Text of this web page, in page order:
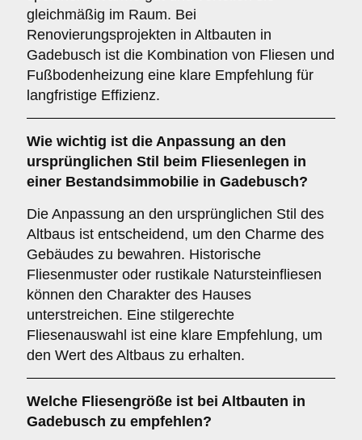
gleichmäßig im Raum. Bei
Renovierungsprojekten in Altbauten in
Gadebusch ist die Kombination von Fliesen und
Fußbodenheizung eine klare Empfehlung für
langfristige Effizienz.
Wie wichtig ist die Anpassung an den
ursprünglichen Stil
beim Fliesenlegen in
einer Bestandsimmobilie in Gadebusch?
Die Anpassung an den ursprünglichen Stil des
Altbaus ist entscheidend, um den Charme des
Gebäudes zu bewahren. Historische
Fliesenmuster oder rustikale Natursteinfliesen
können den Charakter des Hauses
unterstreichen. Eine stilgerechte
Fliesenauswahl ist eine klare Empfehlung, um
den Wert des Altbaus zu erhalten.
Welche Fliesengröße ist bei Altbauten in
Gadebusch zu empfehlen?